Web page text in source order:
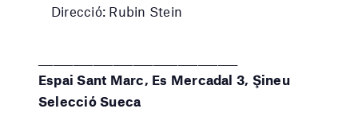
Direcció: Rubin Stein
Espai Sant Marc, Es Mercadal 3, Şineu
Selecció Sueca